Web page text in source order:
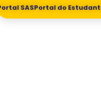
SASPortal do